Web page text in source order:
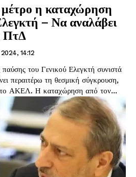
η καταχώρηση
– Να αναλάβει
ΠτΔ
2024, 14:12
του Γενικού Ελεγκτή συνιστά
περαιτέρω τη θεσμική σύγκρουση,
αναφέρει σε ανακοίνωση το ΑΚΕΛ. Η καταχώρηση από τον...